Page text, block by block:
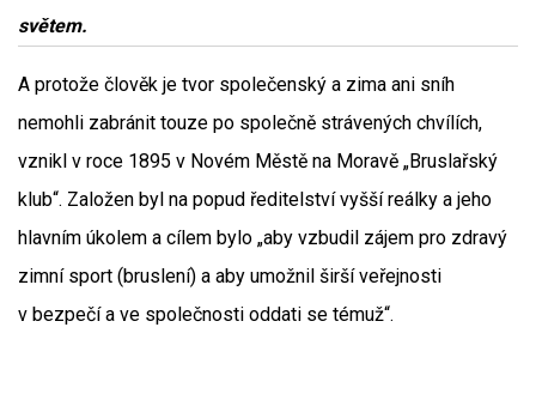
světem.
A protože člověk je tvor společenský a zima ani sníh
nemohli zabránit touze po společně strávených chvílích,
vznikl v roce 1895 v Novém Městě na Moravě „Bruslařský
klub“. Založen byl na popud ředitelství vyšší reálky a jeho
hlavním úkolem a cílem bylo „aby vzbudil zájem pro zdravý
zimní sport (bruslení) a aby umožnil širší veřejnosti
v bezpečí a ve společnosti oddati se témuž“.